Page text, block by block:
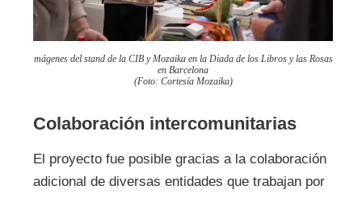
mágenes del stand de la CIB y Mozaika en la Diada de los Libros y las Rosas
en Barcelona
(Foto: Cortesía Mozaika)
Colaboración intercomunitarias
El proyecto fue posible gracias a la colaboración
adicional de diversas entidades que trabajan por